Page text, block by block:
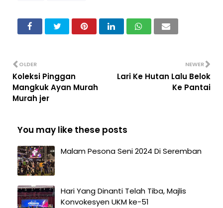
NEWER
Lari Ke Hutan Lalu Belok
Ke Pantai
OLDER
Koleksi Pinggan
Mangkuk Ayan Murah
Murah jer
You may like these posts
Malam Pesona Seni 2024 Di Seremban
Hari Yang Dinanti Telah Tiba, Majlis
Konvokesyen UKM ke-51